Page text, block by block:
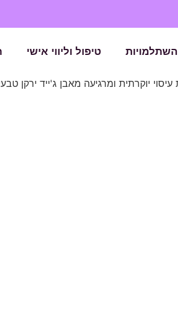
טיפול וליווי אישי
יוקרתית ומרגיעה מאבן ג'ייד ירקן